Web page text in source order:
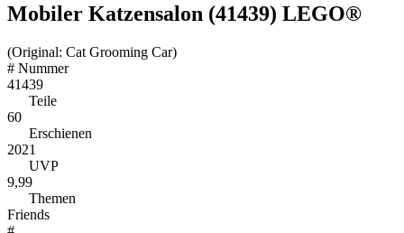
Mobiler Katzensalon (41439) LEGO®
(Original: Cat Grooming Car)
# Nummer
41439
Teile
60
Erschienen
2021
UVP
9,99
Themen
Friends